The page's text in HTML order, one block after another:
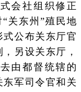
会社组织修正
关东州”殖民地
公布关东厅官
另设关东厅，
由都督统辖的
军司令官和关